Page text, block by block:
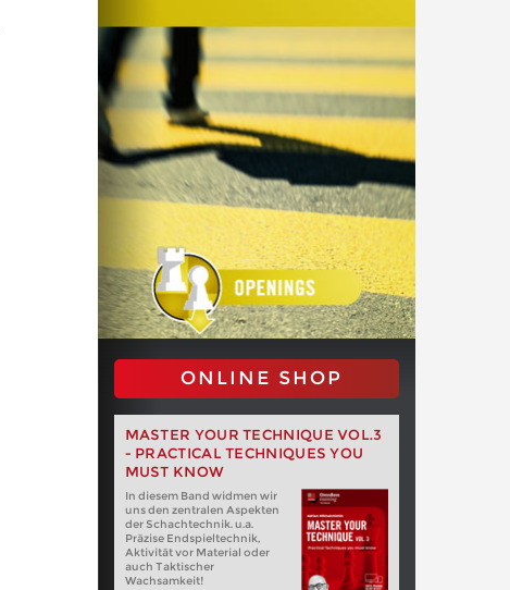
ONLINE SHOP
MASTER YOUR TECHNIQUE VOL.3
- PRACTICAL TECHNIQUES YOU
MUST KNOW
In diesem Band widmen wir
uns den zentralen Aspekten
der Schachtechnik. u.a.
Präzise Endspieltechnik,
Aktivität vor Material oder
auch Taktischer
Wachsamkeit!